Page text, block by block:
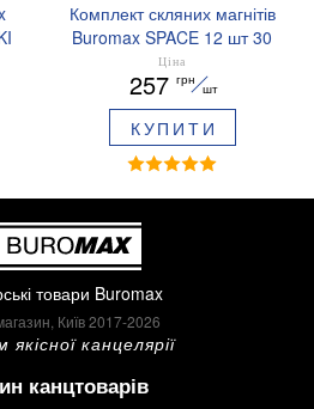
Комплект скляних магнітів
Buromax SPACE 12 шт 30
мм BM.0048
Ціна
257 грн
шт
КУПИТИ
товари Buromax
Київ 2017-2026
канцелярії
канцтоварів